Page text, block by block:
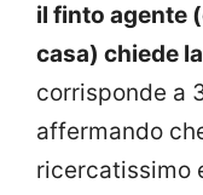
il finto agente
casa) chiede
corrisponde a
affermando
ricercatissimo